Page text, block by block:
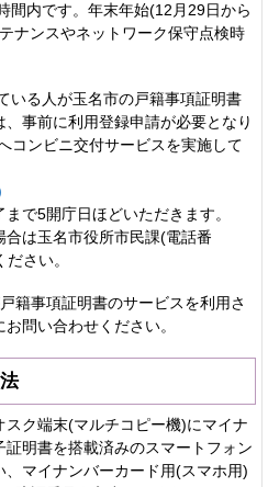
間内です。年末年始(12月29日から
ナンスやネットワーク保守点検時
いる人が玉名市の戸籍事項証明書
事前に利用登録申請が必要となり
コンビニ交付サービスを実施して
で5開庁日ほどいただきます。
合は玉名市役所市民課(電話番
さい。
籍事項証明書のサービスを利用さ
問い合わせください。
ク端末(マルチコピー機)にマイナ
明書を搭載済みのスマートフォン
マイナンバーカード用(スマホ用)